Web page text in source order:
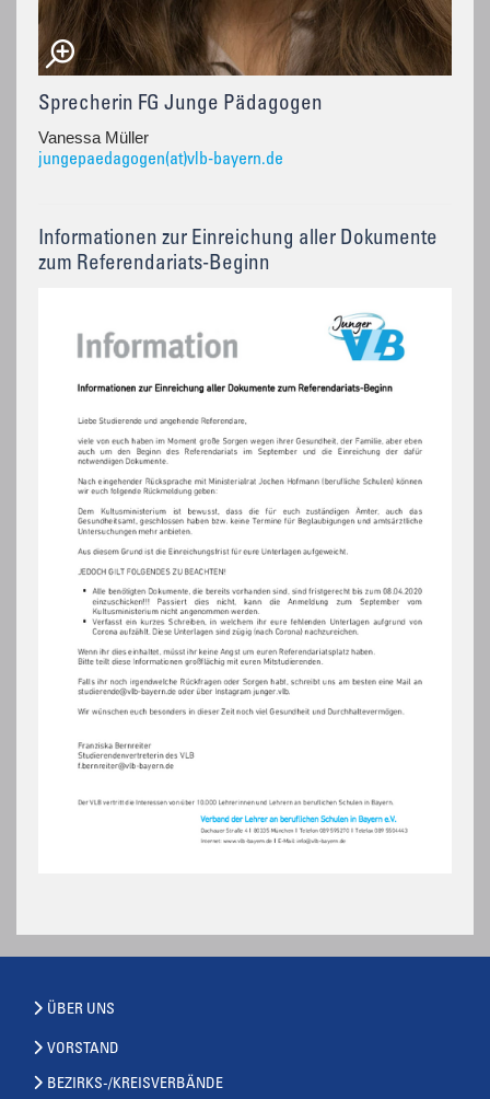
Sprecherin FG Junge Pädagogen
Vanessa Müller
jungepaedagogen(at)vlb-bayern.de
Informationen zur Einreichung aller Dokumente
zum Referendariats-Beginn
ÜBER UNS
VORSTAND
BEZIRKS-/KREISVERBÄNDE